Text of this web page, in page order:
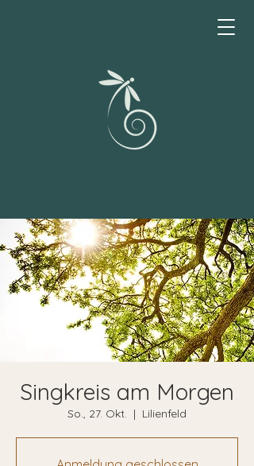
Singkreis am Morgen
So., 27. Okt.
  |
Lilienfeld